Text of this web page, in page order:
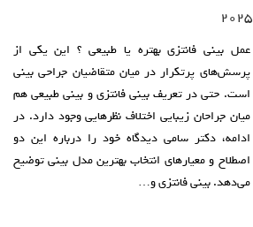
2025
عمل بینی فانتزی بهتره یا طبیعی ؟ این یکی از
پرسش‌های پرتکرار در میان متقاضیان جراحی بینی
است. حتی در تعریف بینی فانتزی و بینی طبیعی هم
میان جراحان زیبایی اختلاف‌ نظرهایی وجود دارد. در
ادامه، دکتر سامی دیدگاه خود را درباره این دو
اصطلاح و معیارهای انتخاب بهترین مدل بینی توضیح
می‌دهد. بینی فانتزی و…